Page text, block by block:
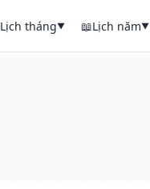
Lịch tháng▼ 📖Lịch năm▼